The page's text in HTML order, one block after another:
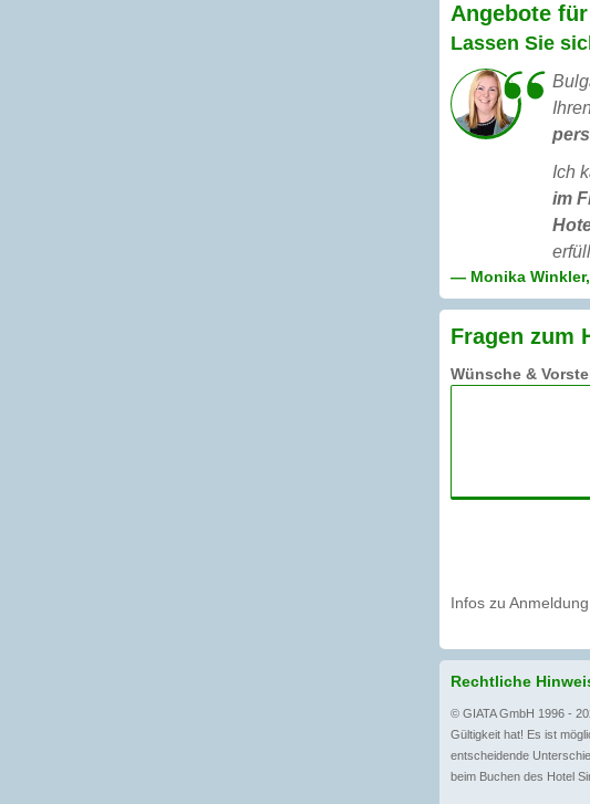
Angebote
Lassen Sie
Ich
im
— Monika
Fragen zum
Wünsche &
Infos zu
Rechtliche
© GIATA GmbH 1996 -
Gültigkeit hat! Es ist
entscheidende
beim Buchen des Hotel